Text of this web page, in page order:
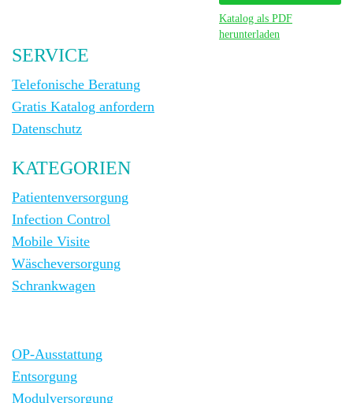
Katalog als PDF
herunterladen
SERVICE
Telefonische Beratung
Gratis Katalog anfordern
Datenschutz
KATEGORIEN
Patientenversorgung
Infection Control
Mobile Visite
Wäscheversorgung
Schrankwagen
OP-Ausstattung
Entsorgung
Modulversorgung